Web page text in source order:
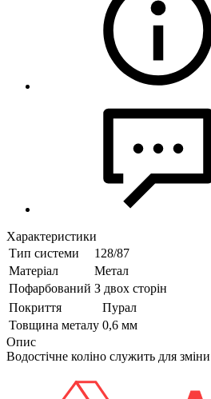
Характеристики
Тип системи
128/87
Матеріал
Метал
Пофарбований З двох сторін
Покриття
Пурал
Товщина металу 0,6 мм
Опис
Водостічне коліно служить для